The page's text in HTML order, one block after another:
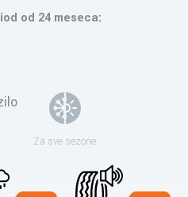
od 24 meseca:
Za sve sezone